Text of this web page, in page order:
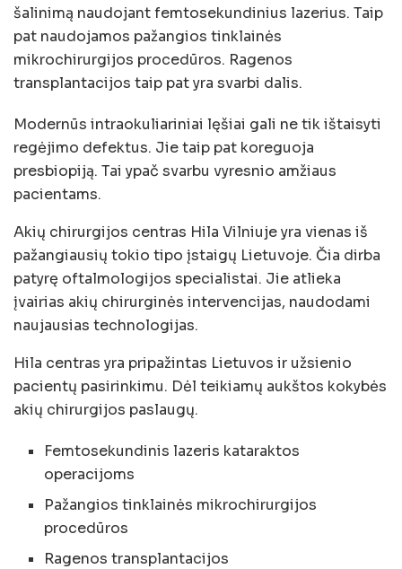
šalinimą naudojant femtosekundinius lazerius. Taip
pat naudojamos pažangios tinklainės
mikrochirurgijos procedūros. Ragenos
transplantacijos taip pat yra svarbi dalis.
Modernūs intraokuliariniai lęšiai gali ne tik ištaisyti
regėjimo defektus. Jie taip pat koreguoja
presbiopiją. Tai ypač svarbu vyresnio amžiaus
pacientams.
Akių chirurgijos centras Hila Vilniuje yra vienas iš
pažangiausių tokio tipo įstaigų Lietuvoje. Čia dirba
patyrę oftalmologijos specialistai. Jie atlieka
įvairias akių chirurginės intervencijas, naudodami
naujausias technologijas.
Hila centras yra pripažintas Lietuvos ir užsienio
pacientų pasirinkimu. Dėl teikiamų aukštos kokybės
akių chirurgijos paslaugų.
Femtosekundinis lazeris kataraktos
operacijoms
Pažangios tinklainės mikrochirurgijos
procedūros
Ragenos transplantacijos